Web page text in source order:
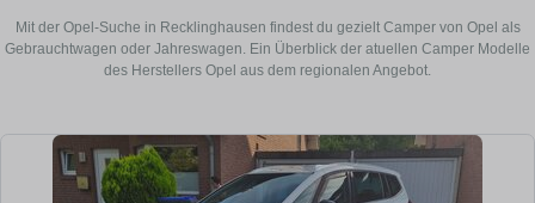
Mit der Opel-Suche in Recklinghausen findest du gezielt Camper von Opel als
Gebrauchtwagen oder Jahreswagen. Ein Überblick der atuellen Camper Modelle
des Herstellers Opel aus dem regionalen Angebot.